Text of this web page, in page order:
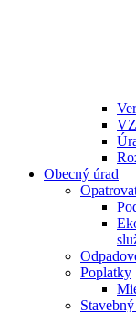
Obecný úrad
Poplatky